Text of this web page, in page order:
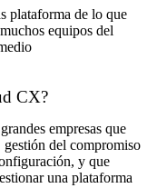
plataforma de lo que
equipos del
CX?
empresas que
gestión del compromiso
y que
una plataforma